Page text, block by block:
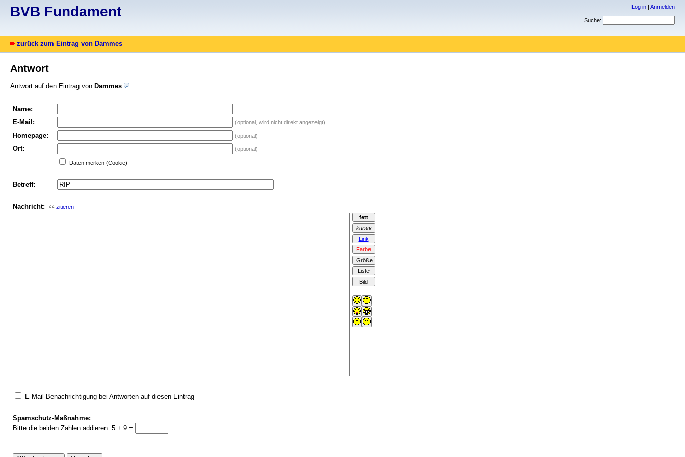
BVB Fundament Log in | Anmelden
Suche:
zurück zum Eintrag von Dammes
Antwort
Antwort auf den Eintrag von Dammes
Name:
E-Mail:
(optional, wird nicht direkt angezeigt)
Homepage: (optional)
Ort: (optional)
Daten merken (Cookie)
Betreff:
Nachricht: zitieren
E-Mail-Benachrichtigung bei Antworten auf diesen Eintrag
Spamschutz-Maßnahme:
Bitte die beiden Zahlen addieren: 5 + 9 =